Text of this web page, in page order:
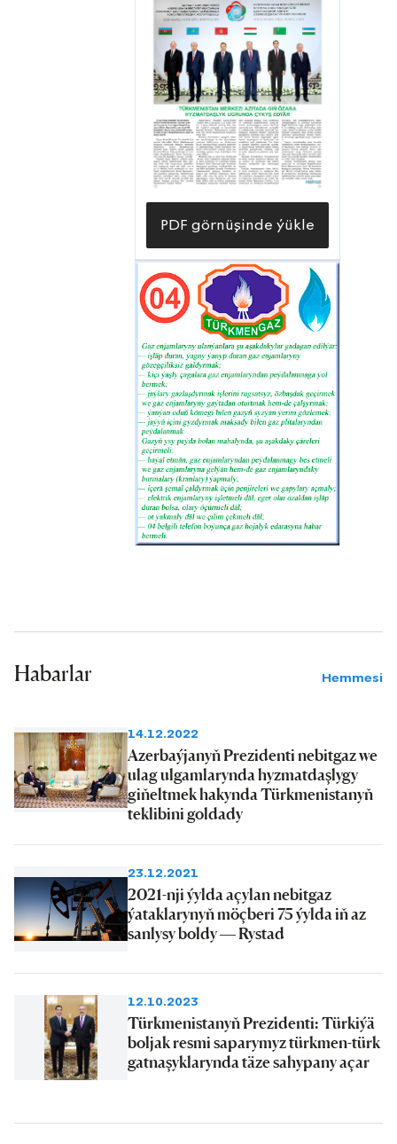
PDF görnüşinde ýükle
Habarlar Hemmesi
14.12.2022
Azerbaýjanyň Prezidenti nebitgaz we
ulag ulgamlarynda hyzmatdaşlygy
giňeltmek hakynda Türkmenistanyň
teklibini goldady
23.12.2021
2021-nji ýylda açylan nebitgaz
ýataklarynyň möçberi 75 ýylda iň az
sanlysy boldy — Rystad
12.10.2023
Türkmenistanyň Prezidenti: Türkiýä
boljak resmi saparymyz türkmen-türk
gatnaşyklarynda täze sahypany açar